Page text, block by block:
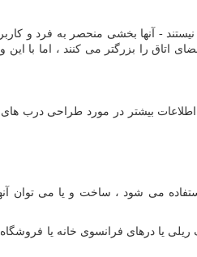
- آنها بخشی منحصر به فرد و
اتاق را بزرگتر می کنند ، اما با
بیشتر در مورد طراحی درب
می شود ، ساخت و یا می توان
یا درهای فرانسوی خانه یا فروشگاه